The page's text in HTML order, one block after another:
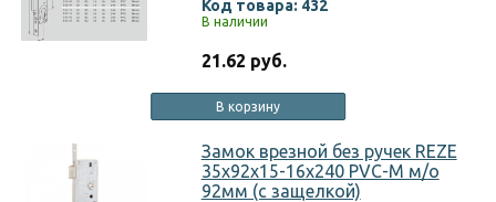
Код товара: 432
В наличии
21.62 руб.
В корзину
Замок врезной без ручек REZE
35х92х15-16х240 PVC-M м/о
92мм (с защелкой)